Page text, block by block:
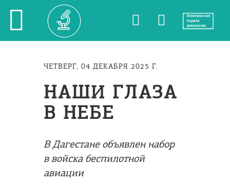
ЧЕТВЕРГ, 04 ДЕКАБРЯ 2025 Г.
НАШИ ГЛАЗА
В НЕБЕ
В Дагестане объявлен набор
в войска беспилотной
авиации